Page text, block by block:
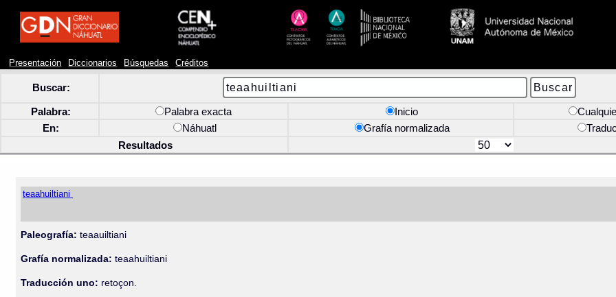
Presentación Diccionarios Búsquedas Créditos
Buscar:
Palabra: Palabra exacta Inicio
En:
Náhuatl Grafía normalizada
Resultados
teaahuiltiani
Paleografía: teaauiltiani
Grafía normalizada: teaahuiltiani
Traducción uno: retoçon.